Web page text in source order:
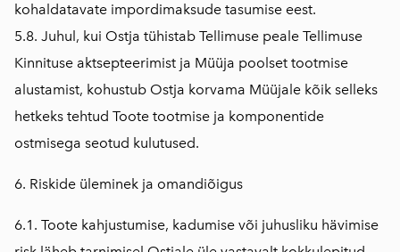
kohaldatavate impordimaksude tasumise eest.
5.8. Juhul, kui Ostja tühistab Tellimuse peale Tellimuse
Kinnituse aktsepteerimist ja Müüja poolset tootmise
alustamist, kohustub Ostja korvama Müüjale kõik selleks
hetkeks tehtud Toote tootmise ja komponentide
ostmisega seotud kulutused.
6. Riskide üleminek ja omandiõigus
6.1. Toote kahjustumise, kadumise või juhusliku hävimise